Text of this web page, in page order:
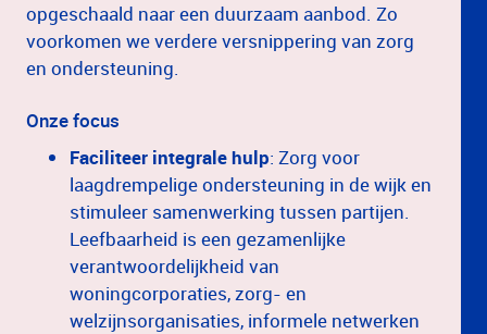
opgeschaald naar een duurzaam aanbod. Zo
voorkomen we verdere versnippering van zorg
en ondersteuning.
Onze focus
Faciliteer integrale hulp: Zorg voor
laagdrempelige ondersteuning in de wijk en
stimuleer samenwerking tussen partijen.
Leefbaarheid is een gezamenlijke
verantwoordelijkheid van
woningcorporaties, zorg- en
welzijnsorganisaties, informele netwerken